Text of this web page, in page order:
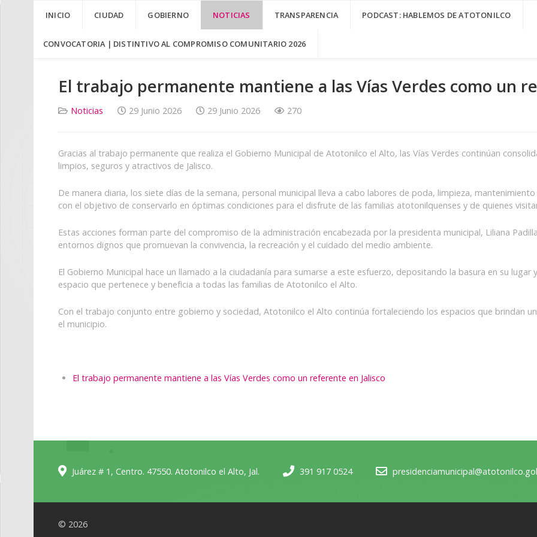
INICIO CIUDAD GOBIERNO NOTICIAS TRANSPARENCIA PODCAST: HABLEMOS DE ATOTONILCO
CONVOCATORIA | DISTINTIVO AL COMPROMISO COMUNITARIO 2026
El trabajo permanente mantiene a las Vías Verdes como un
Noticias 29 Junio 2026 29 Junio 2026 270
Gracias al trabajo permanente que realiza el Gobierno Municipal de Atotonilco el Alto, las Vías Verdes continúan
limpios, seguros y atractivos de Jalisco.
De manera diaria, los siete días de la semana, personal municipal lleva a cabo labores de poda, limpieza,
con el objetivo de conservarlo en óptimas condiciones para el disfrute de las familias atotonilquenses y de quienes
Estas acciones forman parte del compromiso de la administración encabezada por la presidenta municipal, Liliana
entornos dignos que promuevan la convivencia, la recreación y el cuidado del medio ambiente.
El Gobierno Municipal hace un llamado a la ciudadanía para sumarse a este esfuerzo, depositando la basura en su
espacio que pertenece y beneficia a todas las familias de Atotonilco el Alto.
Con el trabajo conjunto entre gobierno y sociedad, Atotonilco el Alto continúa fortaleciendo los espacios que brindan
el municipio.
El trabajo permanente mantiene a las Vías Verdes como un referente en Jalisco
Juárez # 1, Centro. 47550. Atotonilco el Alto, Jal. 391 917 0524
© 2026